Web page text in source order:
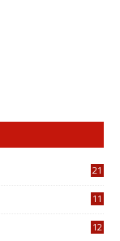
21
11
12